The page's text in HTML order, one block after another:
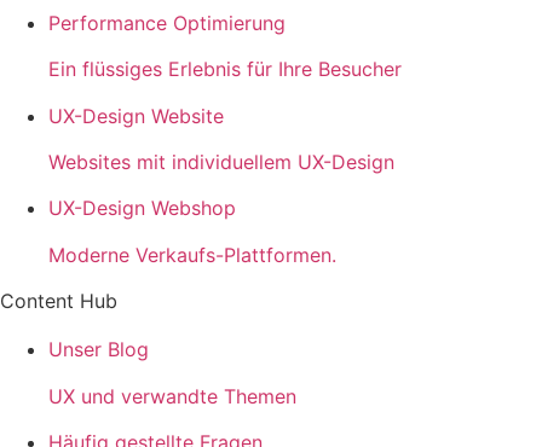
Performance Optimierung
Ein flüssiges Erlebnis für Ihre Besucher
UX-Design Website
Websites mit individuellem UX-Design
UX-Design Webshop
Moderne Verkaufs-Plattformen.
Content Hub
Unser Blog
UX und verwandte Themen
Häufig gestellte Fragen